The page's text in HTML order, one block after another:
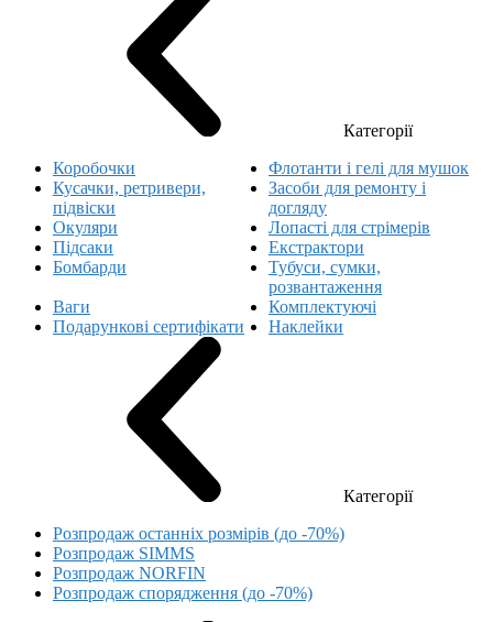
Категорії
Коробочки
Флотанти і гелі для мушок
Кусачки, ретривери,
підвіски
Засоби для ремонту і
догляду
Окуляри
Лопасті для стрімерів
Підсаки
Екстрактори
Бомбарди
Тубуси, сумки,
розвантаження
Ваги
Комплектуючі
Подарункові сертифікати
Наклейки
Категорії
Розпродаж останніх розмірів (до -70%)
Розпродаж SIMMS
Розпродаж NORFIN
Розпродаж спорядження (до -70%)